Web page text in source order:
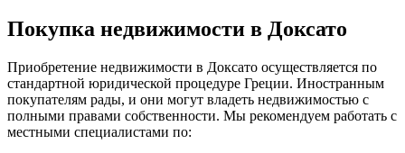
Покупка недвижимости в Доксато
Приобретение недвижимости в Доксато осуществляется по
стандартной юридической процедуре Греции. Иностранным
покупателям рады, и они могут владеть недвижимостью с
полными правами собственности. Мы рекомендуем работать с
местными специалистами по: